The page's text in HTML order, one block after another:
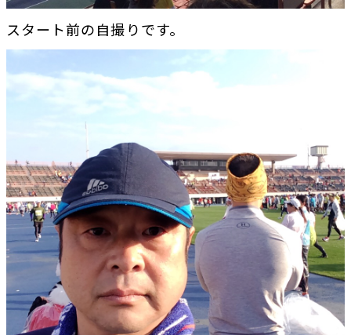
スタート前の自撮りです。